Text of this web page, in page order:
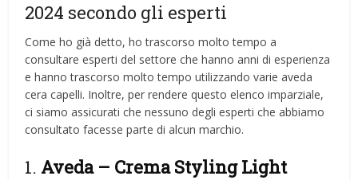
2024 secondo gli esperti
Come ho già detto, ho trascorso molto tempo a
consultare esperti del settore che hanno anni di esperienza
e hanno trascorso molto tempo utilizzando varie aveda
cera capelli. Inoltre, per rendere questo elenco imparziale,
ci siamo assicurati che nessuno degli esperti che abbiamo
consultato facesse parte di alcun marchio.
1. Aveda – Crema Styling Light